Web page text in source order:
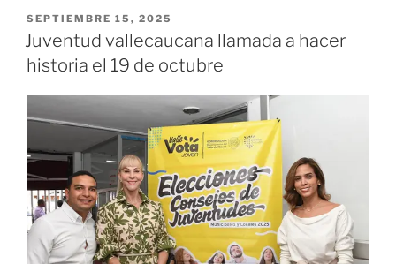
mismo»
PUBLICADO
EL
SEPTIEMBRE 15, 2025
Juventud vallecaucana llamada a hacer
historia el 19 de octubre